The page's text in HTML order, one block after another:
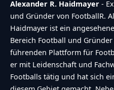
Alexander R. Haidmayer -
und Gründer von FootballR.
Haidmayer ist ein
Bereich Football und
führenden Plattform für
er mit Leidenschaft und
Footballs tätig und hat sich